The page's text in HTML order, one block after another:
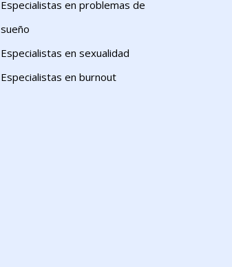
Especialistas en problemas de
sueño
Especialistas en sexualidad
Especialistas en burnout